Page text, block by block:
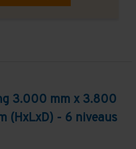
3.000 mm x 3.800
(HxLxD) - 6 niveaus